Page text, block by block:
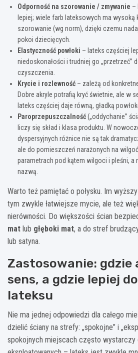
Odporność na szorowanie / zmywanie –
lepiej; wiele farb lateksowych ma
szorowanie (wg norm), dzięki czemu
pokoi dziecięcych.
Elastyczność powłoki – lateks częściej
niedoskonałości i trudniej go „przetrzeć”
czyszczenia.
Krycie i rozlewność – zależą od
Dobre akryle potrafią kryć świetnie, ale w
lateks częściej daje równą, gładką
Paroprzepuszczalność(„oddychanie”
liczy się skład i klasa produktu. W
dyspersyjnych różnice nie są tak
ale do pomieszczeń narażonych na
parametrach pod kątem wilgoci i pleśni, a
nazwą.
Warto też pamiętać o połysku. Im
tym zwykle łatwiejsze mycie, ale też
nierówności. Do większości ścian
mat lub głęboki mat, a do stref
lub satyna.
Zastosowanie: gdzie
sens, a gdzie lepiej
lateksu
Nie ma jednej odpowiedzi dla całego
dzielić ściany na strefy: „spokojne” i
spokojnych miejscach często wystarczy